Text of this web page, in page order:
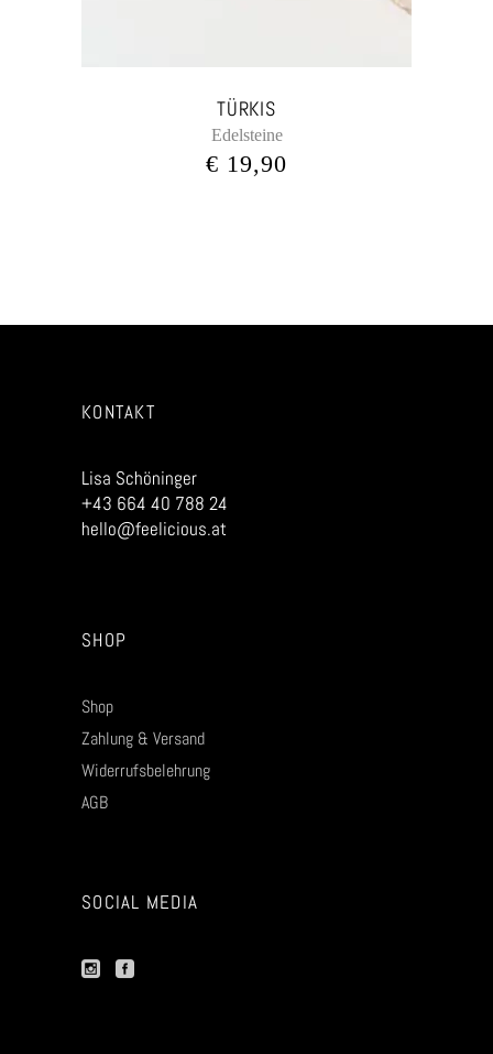
TÜRKIS
Edelsteine
€ 19,90
KONTAKT
Lisa Schöninger
+43 664 40 788 24
hello@feelicious.at
SHOP
Shop
Zahlung & Versand
Widerrufsbelehrung
AGB
SOCIAL MEDIA